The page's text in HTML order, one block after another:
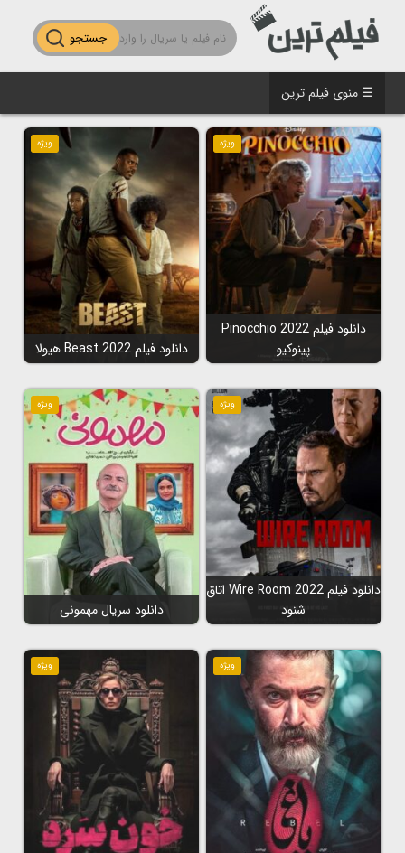
جستجو
☰ منوی فیلم ترین
ویژه
دانلود فیلم Pinocchio 2022
پینوکیو
ویژه
دانلود فیلم Beast 2022 هیولا
ویژه
دانلود فیلم Wire Room 2022 اتاق
شنود
ویژه
دانلود سریال مهمونی
ویژه ویژه